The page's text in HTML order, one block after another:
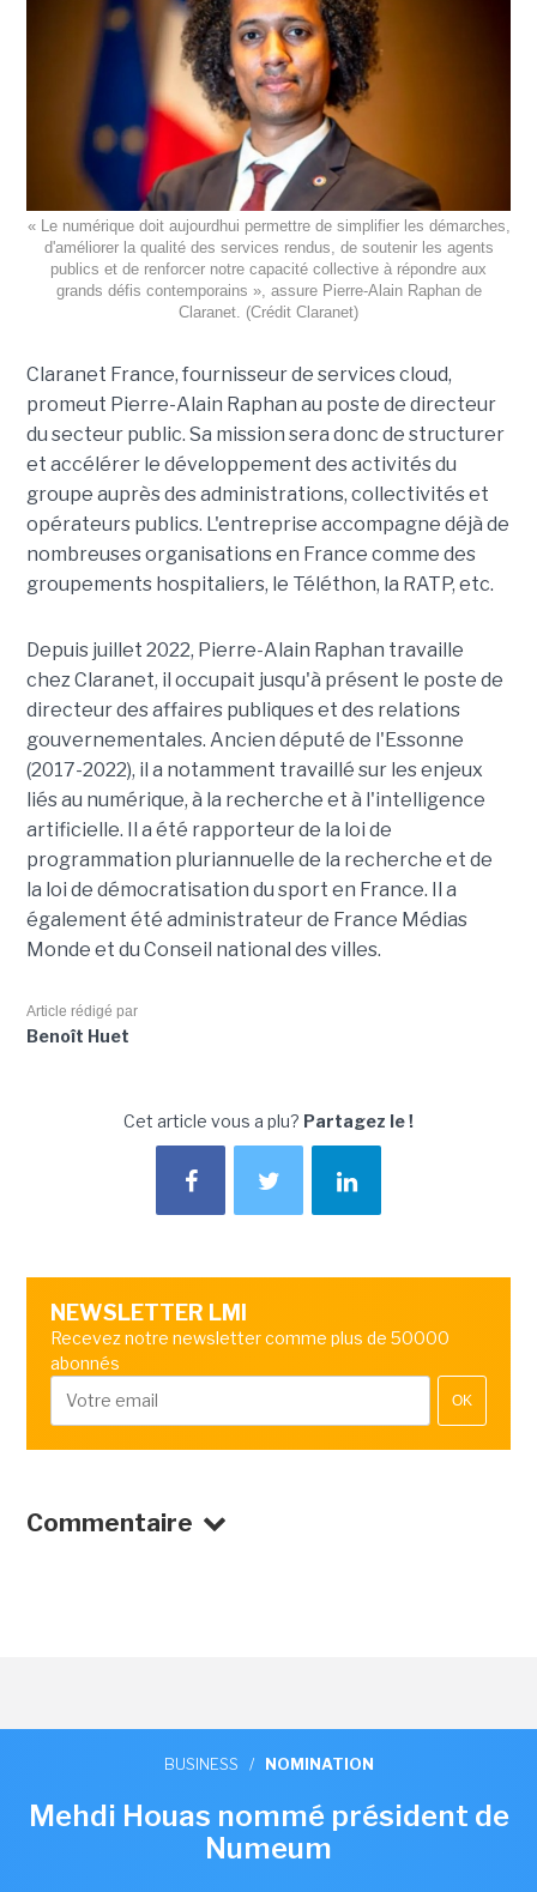
« Le numérique doit aujourdhui permettre de simplifier les démarches,
d'améliorer la qualité des services rendus, de soutenir les agents
publics et de renforcer notre capacité collective à répondre aux
grands défis contemporains », assure Pierre-Alain Raphan de
Claranet. (Crédit Claranet)
Claranet France, fournisseur de services cloud,
promeut Pierre-Alain Raphan au poste de directeur
du secteur public. Sa mission sera donc de structurer
et accélérer le développement des activités du
groupe auprès des administrations, collectivités et
opérateurs publics. L'entreprise accompagne déjà de
nombreuses organisations en France comme des
groupements hospitaliers, le Téléthon, la RATP, etc.
Depuis juillet 2022, Pierre-Alain Raphan travaille
chez Claranet, il occupait jusqu'à présent le poste de
directeur des affaires publiques et des relations
gouvernementales. Ancien député de l'Essonne
(2017-2022), il a notamment travaillé sur les enjeux
liés au numérique, à la recherche et à l'intelligence
artificielle. Il a été rapporteur de la loi de
programmation pluriannuelle de la recherche et de
la loi de démocratisation du sport en France. Il a
également été administrateur de France Médias
Monde et du Conseil national des villes.
Article rédigé par
Benoît Huet
Cet article vous a plu? Partagez le !
NEWSLETTER LMI
Recevez notre newsletter comme plus de 50000
abonnés
OK
Commentaire
BUSINESS / NOMINATION
Mehdi Houas nommé président de
Numeum